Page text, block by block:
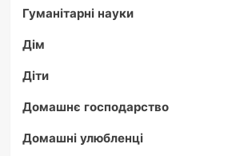
Гуманітарні науки
Дім
Діти
Домашнє господарство
Домашні улюбленці